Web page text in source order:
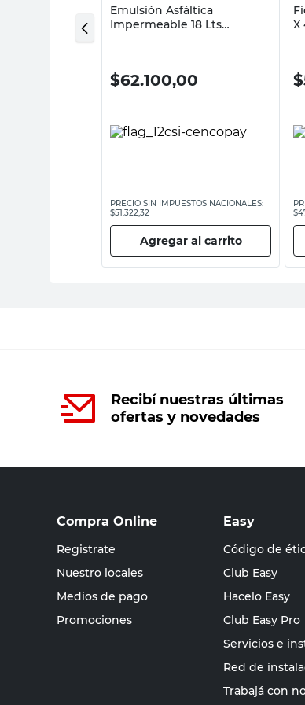
Emulsión Asfáltica
Impermeable 18 Lts
$62.100,00
PRECIO SIN IMPUESTOS NACIONALES:
$51.322,32
Agregar al carrito
X
$
Recibí nuestras últimas
ofertas y novedades
Compra Online
Registrate
Nuestro locales
Medios de pago
Promociones
Easy
Código de
Club Easy
Hacelo Easy
Club Easy Pro
Servicios e
Red de
Trabajá con